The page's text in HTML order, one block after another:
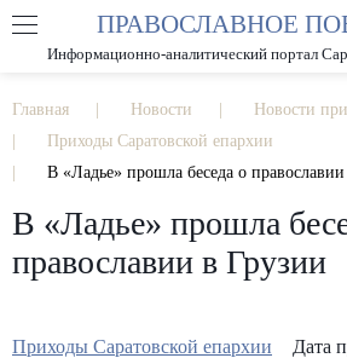
РАЗМЕР
ПРАВОСЛАВНОЕ
Информационно-аналитический портал
Главная Новости
Новости
Приходы Саратовской епархии
В «Ладье» прошла беседа о
В «Ладье» прошла
православии в Грузии
Приходы Саратовской епархии Дата